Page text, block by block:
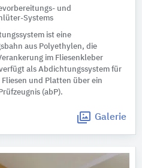
und
Systems
ist eine
aus Polyethylen, die
im Fliesenkleber
als Abdichtungssystem für
und Platten über ein
(abP).
Galerie